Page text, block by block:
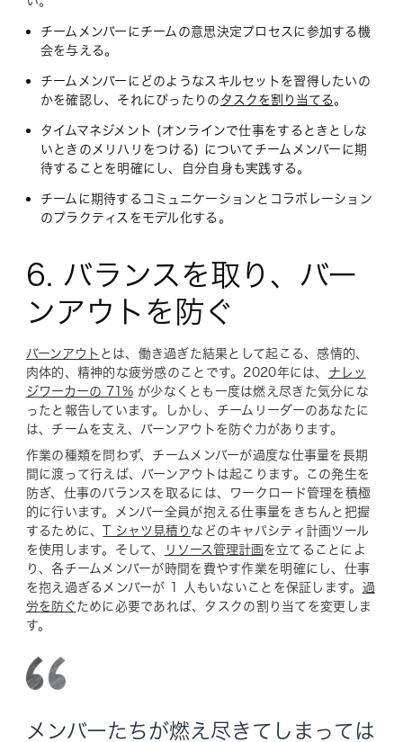
チームメンバーにチームの意思決定プロセスに参加する機
会を与える。
チームメンバーにどのようなスキルセットを習得したいの
かを確認し、それにぴったりの タスクを割り当てる 。
タイムマネジメント (オンラインで仕事をするときとしな
いときのメリハリをつける) についてチームメンバーに期
待することを明確にし、自分自身も実践する。
チームに期待するコミュニケーションとコラボレーション
のプラクティスをモデル化する。
6. バランスを取り、バー
ンアウトを防ぐ
バーンアウト とは、働き過ぎた結果として起こる、感情的、
肉体的、精神的な疲労感のことです。2020年には、 ナレッ
ジワーカーの 71%が少なくとも一度は燃え尽きた気分にな
ったと報告しています。しかし、チームリーダーのあなたに
は、チームを支え、バーンアウトを防ぐ力があります。
作業の種類を問わず、チームメンバーが過度な仕事量を長期
間に渡って行えば、バーンアウトは起こります。この発生を
防ぎ、仕事のバランスを取るには、ワークロード管理を積極
的に行います。メンバー全員が抱える仕事量をきちんと把握
するために、
T シャツ見積り などのキャパシティ計画ツール
を使用します。そして、
リソース管理計画を立てることによ
り、各チームメンバーが時間を費やす作業を明確にし、仕事
を抱え過ぎるメンバーが 1 人もいないことを保証します。 過
労を防ぐ ために必要であれば、タスクの割り当てを変更しま
す。
メンバーたちが燃え尽きてしまっては